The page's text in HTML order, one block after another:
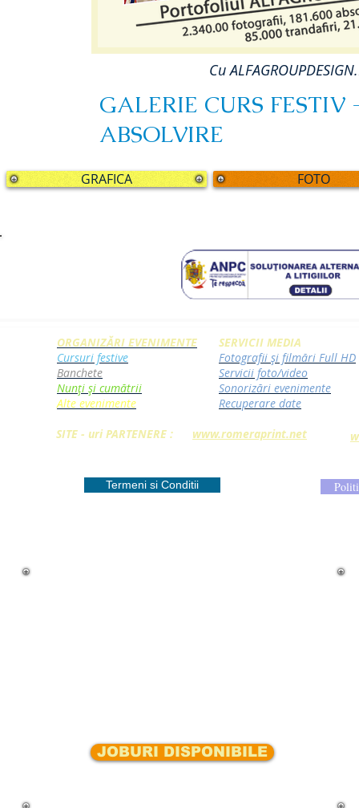
Cu
GALERIE CURS
ABSOLVIRE
GRAFICA FOTO
ORGANIZĂRI EVENIMENTE
Cursuri festive
Banchete
Nunți și cumătrii
Alte evenimente
SERVICII MEDIA
Fotografii și filmări Full HD
Servicii foto/video
Sonorizări evenimente
Recuperare date
Termeni si Conditii
SITE - uri PARTENERE : www.romeraprint.net
JOBURI DISPONIBILE